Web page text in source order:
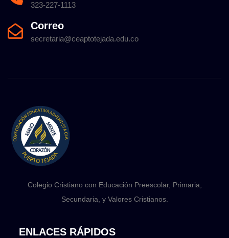
323-227-1113
Correo
secretaria@ceaptotejada.edu.co
Colegio Cristiano con Educación Preescolar, Primaria,
Secundaria, y Valores Cristianos.
ENLACES RÁPIDOS